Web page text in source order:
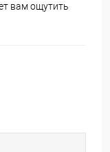
вам ощутить